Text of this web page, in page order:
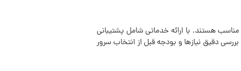
هستند. با ارائه خدماتی شامل پشتیبانی
دقیق نیازها و بودجه قبل از انتخاب سرور